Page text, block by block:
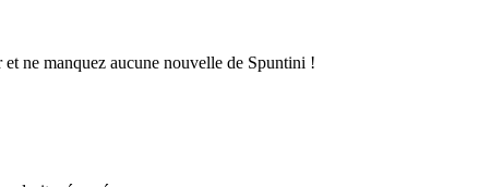
ne manquez aucune nouvelle de Spuntini !